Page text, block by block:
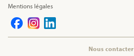
Mentions légales
Nous contacter